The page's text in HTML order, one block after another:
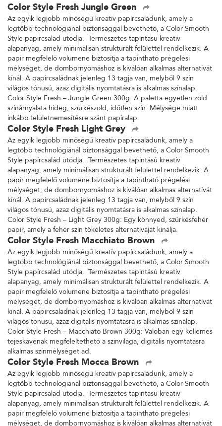
Color Style Fresh Jungle Green
Az egyik legjobb minőségű kreatív papírcsaládunk, amely a
legtöbb technológiánál biztonsággal bevethető, a Color Smooth
Style papírcsalád utódja. Természetes tapintású kreatív
alapanyag, amely minimálisan strukturált felülettel rendelkezik. A
papír megfelelő volumene biztosítja a tapintható prégelési
mélységet, de dombornyomáshoz is kiválóan alkalmas alternatívát
kínál. A papírcsaládnak jelenleg 13 tagja van, melyből 9 szín
világos tónusú, azaz digitális nyomtatásra is alkalmas színalap.
Color Style Fresh – Jungle Green 300g. A paletta egyetlen zöld
színárnyalata hideg, szürkészöld, időtlen szín. Mélysége miatt
inkább felületnemesítésre szánt papíralap.
Color Style Fresh Light Grey
Az egyik legjobb minőségű kreatív papírcsaládunk, amely a
legtöbb technológiánál biztonsággal bevethető, a Color Smooth
Style papírcsalád utódja. Természetes tapintású kreatív
alapanyag, amely minimálisan strukturált felülettel rendelkezik. A
papír megfelelő volumene biztosítja a tapintható prégelési
mélységet, de dombornyomáshoz is kiválóan alkalmas alternatívát
kínál. A papírcsaládnak jelenleg 13 tagja van, melyből 9 szín
világos tónusú, azaz digitális nyomtatásra is alkalmas színalap.
Color Style Fresh – Light Grey 300g: Egy könnyed, szürkésfehér
papír, amely a fehér szín tökéletes alternatíváját kínálja.
Color Style Fresh Macchiato Brown
Az egyik legjobb minőségű kreatív papírcsaládunk, amely a
legtöbb technológiánál biztonsággal bevethető, a Color Smooth
Style papírcsalád utódja. Természetes tapintású kreatív
alapanyag, amely minimálisan strukturált felülettel rendelkezik. A
papír megfelelő volumene biztosítja a tapintható prégelési
mélységet, de dombornyomáshoz is kiválóan alkalmas alternatívát
kínál. A papírcsaládnak jelenleg 13 tagja van, melyből 9 szín
világos tónusú, azaz digitális nyomtatásra is alkalmas színalap.
Color Style Fresh – Macchiato Brown 300g: Valóban egy kellemes
tejeskávénak megfeleltethető a színvilága, digitális nyomtatásra
alkalmas színmélységet ad.
Color Style Fresh Mocca Brown
Az egyik legjobb minőségű kreatív papírcsaládunk, amely a
legtöbb technológiánál biztonsággal bevethető, a Color Smooth
Style papírcsalád utódja. Természetes tapintású kreatív
alapanyag, amely minimálisan strukturált felülettel rendelkezik. A
papír megfelelő volumene biztosítja a tapintható prégelési
mélységet, de dombornyomáshoz is kiválóan alkalmas alternatívát